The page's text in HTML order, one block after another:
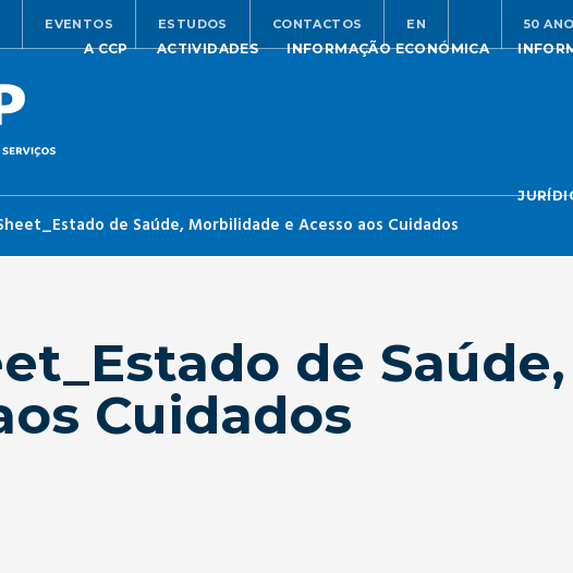
EVENTOS ESTUDOS CONTACTOS EN 50
A CCP ACTIVIDADES INFORMAÇÃO ECONÓMICA
de Saúde, Morbilidade e Acesso aos Cuidados
de
Cuidados